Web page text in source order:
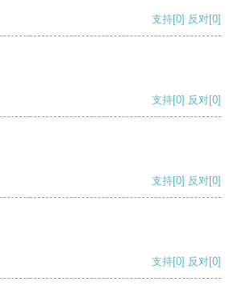
支持[0] 反对[0]
支持[0] 反对[0]
支持[0] 反对[0]
支持[0] 反对[0]